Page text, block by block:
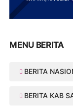
MENU BERITA
BERITA
BERITA KAB